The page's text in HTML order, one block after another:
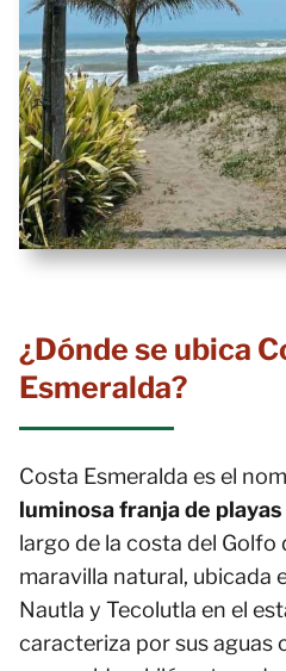
¿Dónde se ubica
Esmeralda?
Costa Esmeralda es el
luminosa franja de playas
largo de la costa del Golfo
maravilla natural, ubicada
Nautla y Tecolutla en el
caracteriza por sus aguas